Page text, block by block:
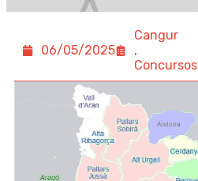
06/05/2025
Cangur
,
Concursos